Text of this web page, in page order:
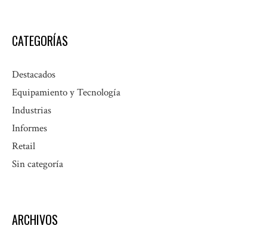
CATEGORÍAS
Destacados
Equipamiento y Tecnología
Industrias
Informes
Retail
Sin categoría
ARCHIVOS